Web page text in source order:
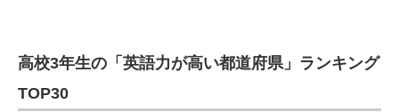
高校3年生の「英語力が高い都道府県」ランキング
TOP30